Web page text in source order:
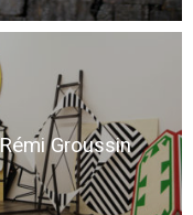
Rémi Groussin